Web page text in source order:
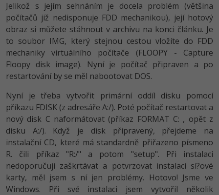
Jelikož s jejím sehnáním je docela problém (většina
počítačů již nedisponuje FDD mechanikou), její hotový
obraz si můžete stáhnout v archivu na konci článku. Je
to soubor IMG, který stejnou cestou vložíte do FDD
mechaniky virtuálního počítače (FLOOPY - Capture
Floopy disk image). Nyní je počítač připraven a po
restartování by se měl nabootovat DOS.
Nyní je třeba vytvořit primární oddíl disku pomocí
příkazu FDISK (z adresáře A:/). Poté počítač restartovat a
nový disk C naformátovat (příkaz FORMAT C: , opět z
disku A:/). Když je disk připravený, přejdeme na
instalační CD, které má standardně přiřazeno písmeno
R. čili příkaz "R:/" a potom "setup". Při instalaci
nedoporučuji zaškrtávat a potvrzovat instalaci sí?ové
karty, měl jsem s ní jen problémy. Hotovo! Jsme ve
Windows. Při své instalaci jsem vytvořil několik